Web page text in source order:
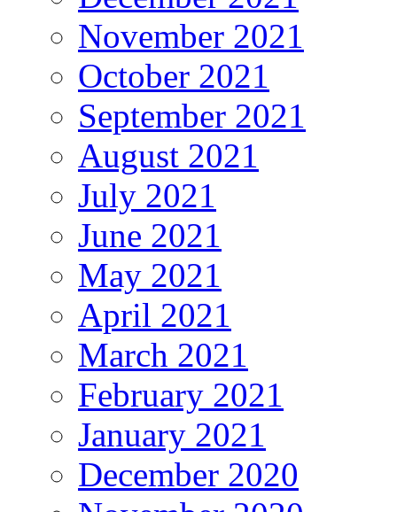
November 2021
October 2021
September 2021
August 2021
July 2021
June 2021
May 2021
April 2021
March 2021
February 2021
January 2021
December 2020